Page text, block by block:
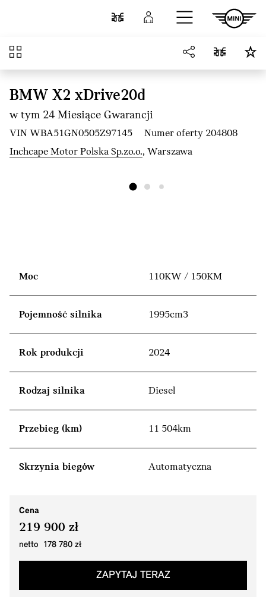
Przejdź do głównej treści
Porównaj Zaloguj się
Przegląd
BMW X2 xDrive20d
w tym 24 Miesiące Gwarancji
VIN WBA51GN0505Z97145
Numer oferty 204808
Inchcape Motor Polska Sp.zo.o., Warszawa
Moc 110KW / 150KM
Pojemność silnika 1995cm3
Rok produkcji 2024
Rodzaj silnika Diesel
Przebieg (km) 11 504km
Skrzynia biegów Automatyczna
Cena
219 900 zł
netto 178 780 zł
ZAPYTAJ TERAZ